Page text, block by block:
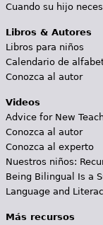
Cuando su hijo
Libros & Autores
Libros para niños
Calendario de
Conozca al autor
Videos
Advice for New
Conozca al autor
Conozca al experto
Nuestros niños:
Being Bilingual Is a
Language and
Más recursos